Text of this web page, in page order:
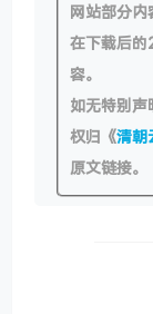
网站部分
在下载后的
容。
如无特别
权归《清朝
原文链接。